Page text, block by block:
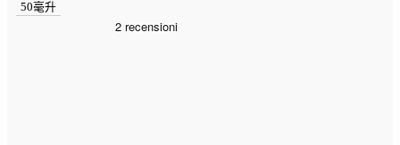
50毫升